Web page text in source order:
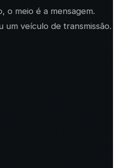
o meio é a mensagem.
veículo de transmissão.